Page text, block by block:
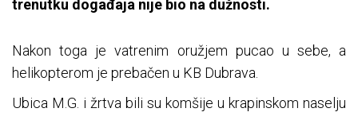
trenutku događaja nije bio na dužnosti.
Nakon toga je vatrenim oružjem pucao u sebe, a
helikopterom je prebačen u KB Dubrava.
Ubica M.G. i žrtva bili su komšije u krapinskom naselju